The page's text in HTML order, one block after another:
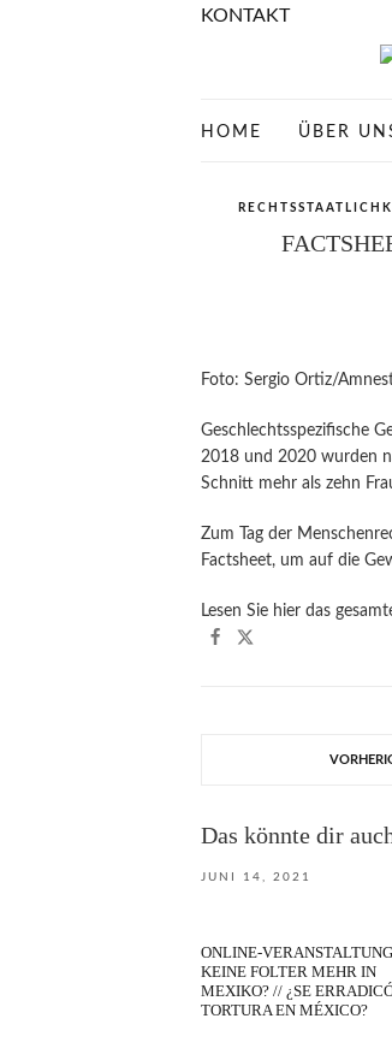
KONTAKT
HOME ÜBER
Foto: Sergio Ortiz/
Geschlechtsspezifische
2018 und 2020 wurden
Schnitt mehr als zehn
Zum Tag der
Factsheet, um auf die
Lesen Sie hier das
Das könnte dir
JUNI 14, 2021
ONLINE-
KEINE FOLTER MEHR IN
MEXIKO? // ¿SE
TORTURA EN MÉXICO?